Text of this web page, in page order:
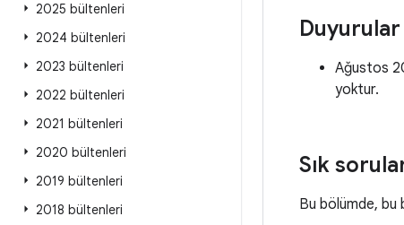
2025 bültenleri
2024 bültenleri
2023 bültenleri
2022 bültenleri
2021 bültenleri
2020 bültenleri
2019 bültenleri
2018 bültenleri
Duyurular
Ağustos
yoktur.
Sık
Bu bölümde, bu